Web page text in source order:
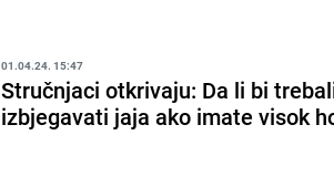
01.04.24. 15:47
Stručnjaci otkrivaju: Da li bi
izbjegavati jaja ako imate visok